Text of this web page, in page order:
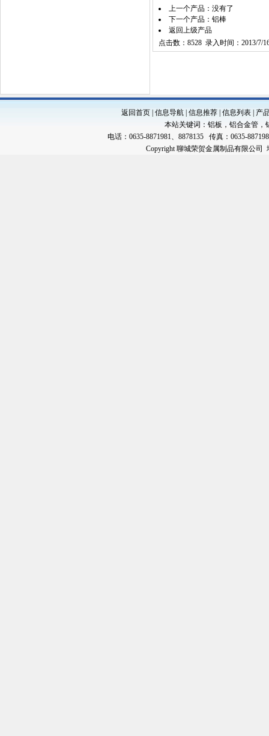
上一个产品：没有了
下一个产品： 铝棒
返回上级产品
点击数：8528 录入时间：2013/7/
返回首页 信息导航 信息推荐 信息列表
产
本站关键词： 铝板 ， 铝合金管 ，
电话：0635-8871981、8878135 传真：0635-
Copyright 聊城荣贺金属制品有限公